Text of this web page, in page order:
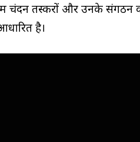
चंदन तस्करों और उनके संगठन
है।